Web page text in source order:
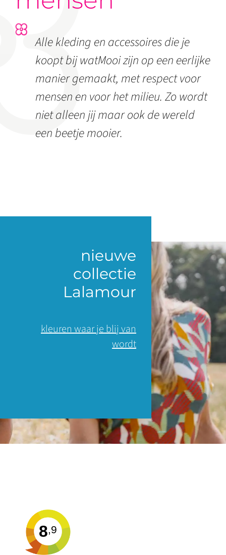
Alle kleding en accessoires die je
koopt bij watMooi zijn op een eerlijke
manier gemaakt, met respect voor
mensen en voor het milieu. Zo wordt
niet alleen jij maar ook de wereld
een beetje mooier.
nieuwe
collectie
Lalamour
kleuren waar je blij van
wordt
8,9